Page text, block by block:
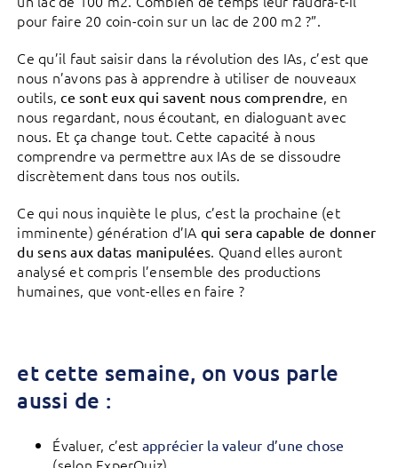
pour faire 20 coin-coin sur un lac de 200 m2 ?”.
Ce qu’il faut saisir dans la révolution des IAs, c’est que
nous n’avons pas à apprendre à utiliser de nouveaux
outils,ce sont eux qui savent nous comprendre, en
nous regardant, nous écoutant, en dialoguant avec
nous. Et ça change tout. Cette capacité à nous
comprendre va permettre aux IAs de se dissoudre
discrètement dans tous nos outils.
Ce qui nous inquiète le plus, c’est la prochaine (et
imminente) génération d’IA qui sera capable de donner
du sens aux datas manipulées. Quand elles auront
analysé et compris l’ensemble des productions
humaines, que vont-elles en faire ?
et cette semaine, on vous parle
aussi de :
Évaluer, c’est apprécier la valeur d’une chose